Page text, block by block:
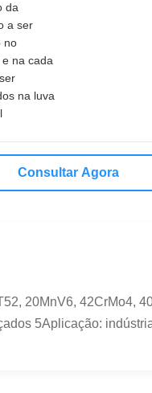
da
a ser
no
na cada
na luva
Consultar Agora
20MnV6, 42CrMo4,
5Aplicação: